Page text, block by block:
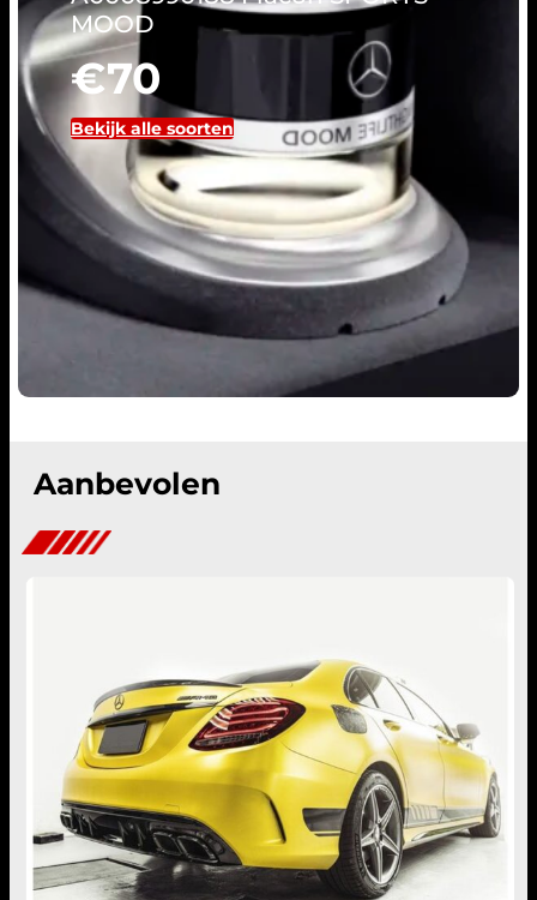
met de Panamericana grill
Vanaf:
€ 114,95
Bekijk alle soorten
Aanbevolen